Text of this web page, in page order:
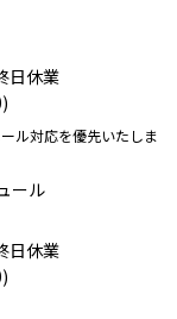
日休業
ル対応を優先いたしま
ール
日休業